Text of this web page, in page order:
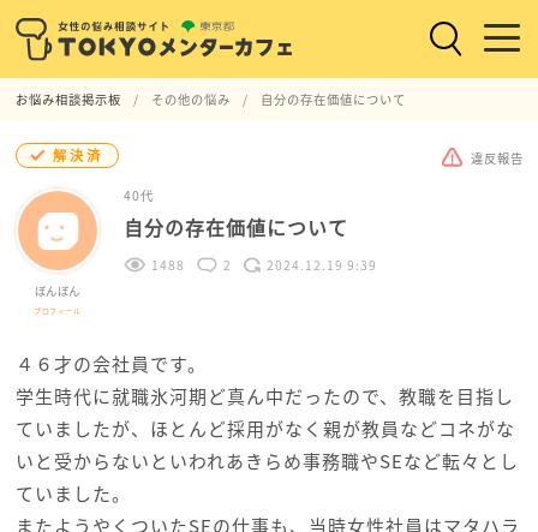
お悩み相談掲示板 その他の悩み 自分の存在価値について
解決済 違反報告
ぼんぼん
プロフィール
40代
自分の存在価値について
1488 2 2024.12.19 9:39
４６才の会社員です。
学生時代に就職氷河期ど真ん中だったので、教職を目指し
ていましたが、ほとんど採用がなく親が教員などコネがな
いと受からないといわれあきらめ事務職やSEなど転々とし
ていました。
またようやくついたSEの仕事も、当時女性社員はマタハラ